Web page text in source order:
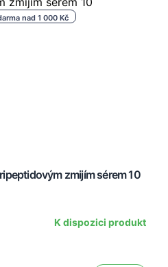
nad 1 000 Kč
zmijím sérem 10
K dispozici produkt